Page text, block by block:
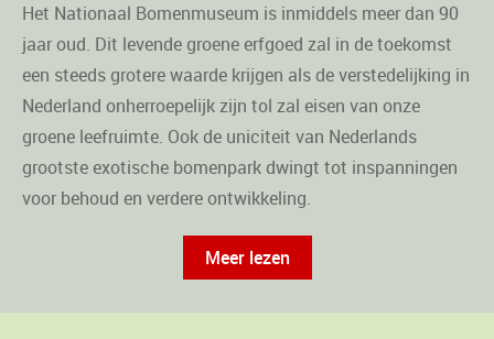
Het Nationaal Bomenmuseum is inmiddels meer dan 90
jaar oud. Dit levende groene erfgoed zal in de toekomst
een steeds grotere waarde krijgen als de verstedelijking in
Nederland onherroepelijk zijn tol zal eisen van onze
groene leefruimte. Ook de uniciteit van Nederlands
grootste exotische bomenpark dwingt tot inspanningen
voor behoud en verdere ontwikkeling.
Meer lezen